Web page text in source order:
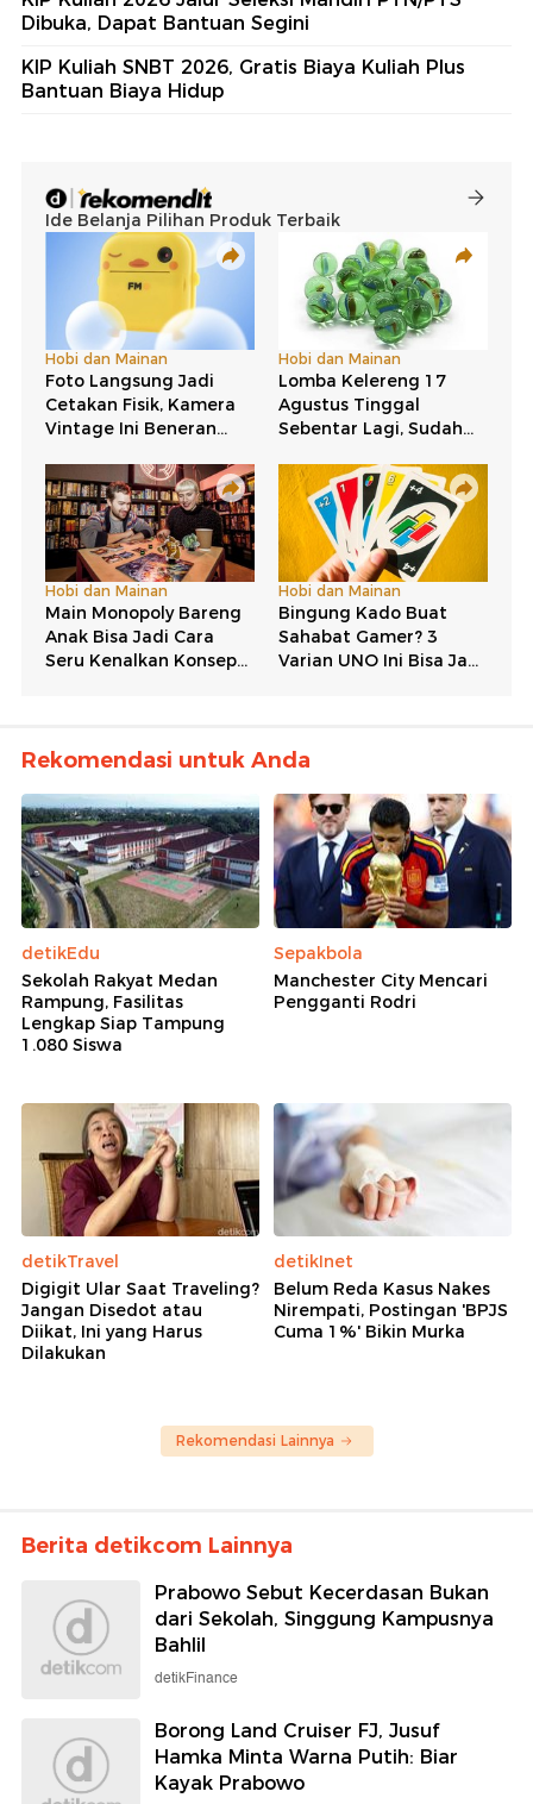
Dibuka, Dapat Bantuan Segini
KIP Kuliah SNBT 2026, Gratis Biaya Kuliah Plus
Bantuan Biaya Hidup
Rekomendasi untuk Anda
detikEdu
Sekolah Rakyat Medan
Rampung, Fasilitas
Lengkap Siap Tampung
1.080 Siswa
Sepakbola
Manchester City Mencari
Pengganti Rodri
detikTravel
Digigit Ular Saat Traveling?
Jangan Disedot atau
Diikat, Ini yang Harus
Dilakukan
detikInet
Belum Reda Kasus Nakes
Nirempati, Postingan 'BPJS
Cuma 1%' Bikin Murka
Rekomendasi Lainnya
Berita detikcom Lainnya
Prabowo Sebut Kecerdasan Bukan
dari Sekolah, Singgung Kampusnya
Bahlil
detikFinance
Borong Land Cruiser FJ, Jusuf
Hamka Minta Warna Putih: Biar
Kayak Prabowo